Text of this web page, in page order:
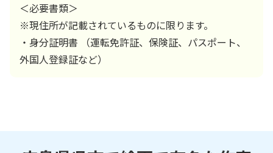
＜必要書類＞
※現住所が記載されているものに限ります。
・身分証明書 （運転免許証、保険証、パスポート、
外国人登録証など）